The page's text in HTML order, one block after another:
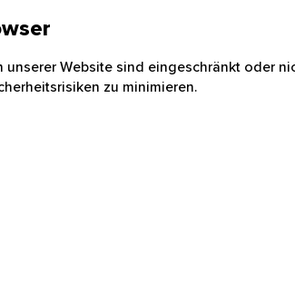
Website sind eingeschränkt oder
zu minimieren.